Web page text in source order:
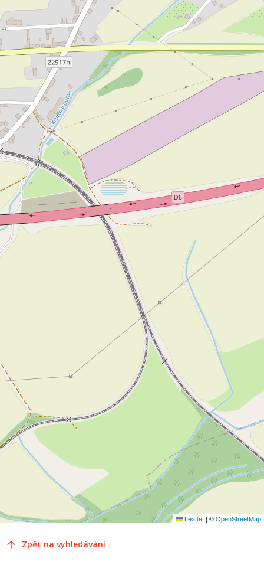
Leaflet | ©OpenStreetMap
Zpět na vyhledávání